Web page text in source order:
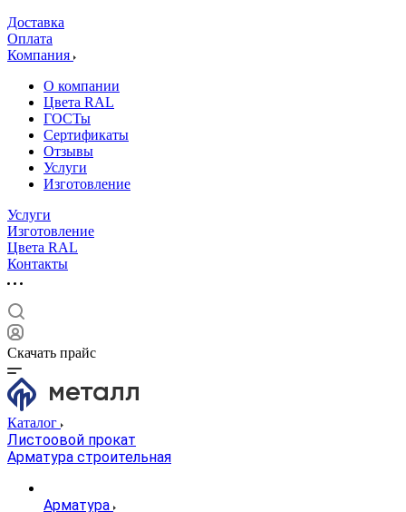
Доставка
Оплата
Компания
О компании
Цвета RAL
ГОСТы
Сертификаты
Отзывы
Услуги
Изготовление
Услуги
Изготовление
Цвета RAL
Контакты
Скачать прайс
Каталог
Листоовой прокат
Арматура строительная
Арматура